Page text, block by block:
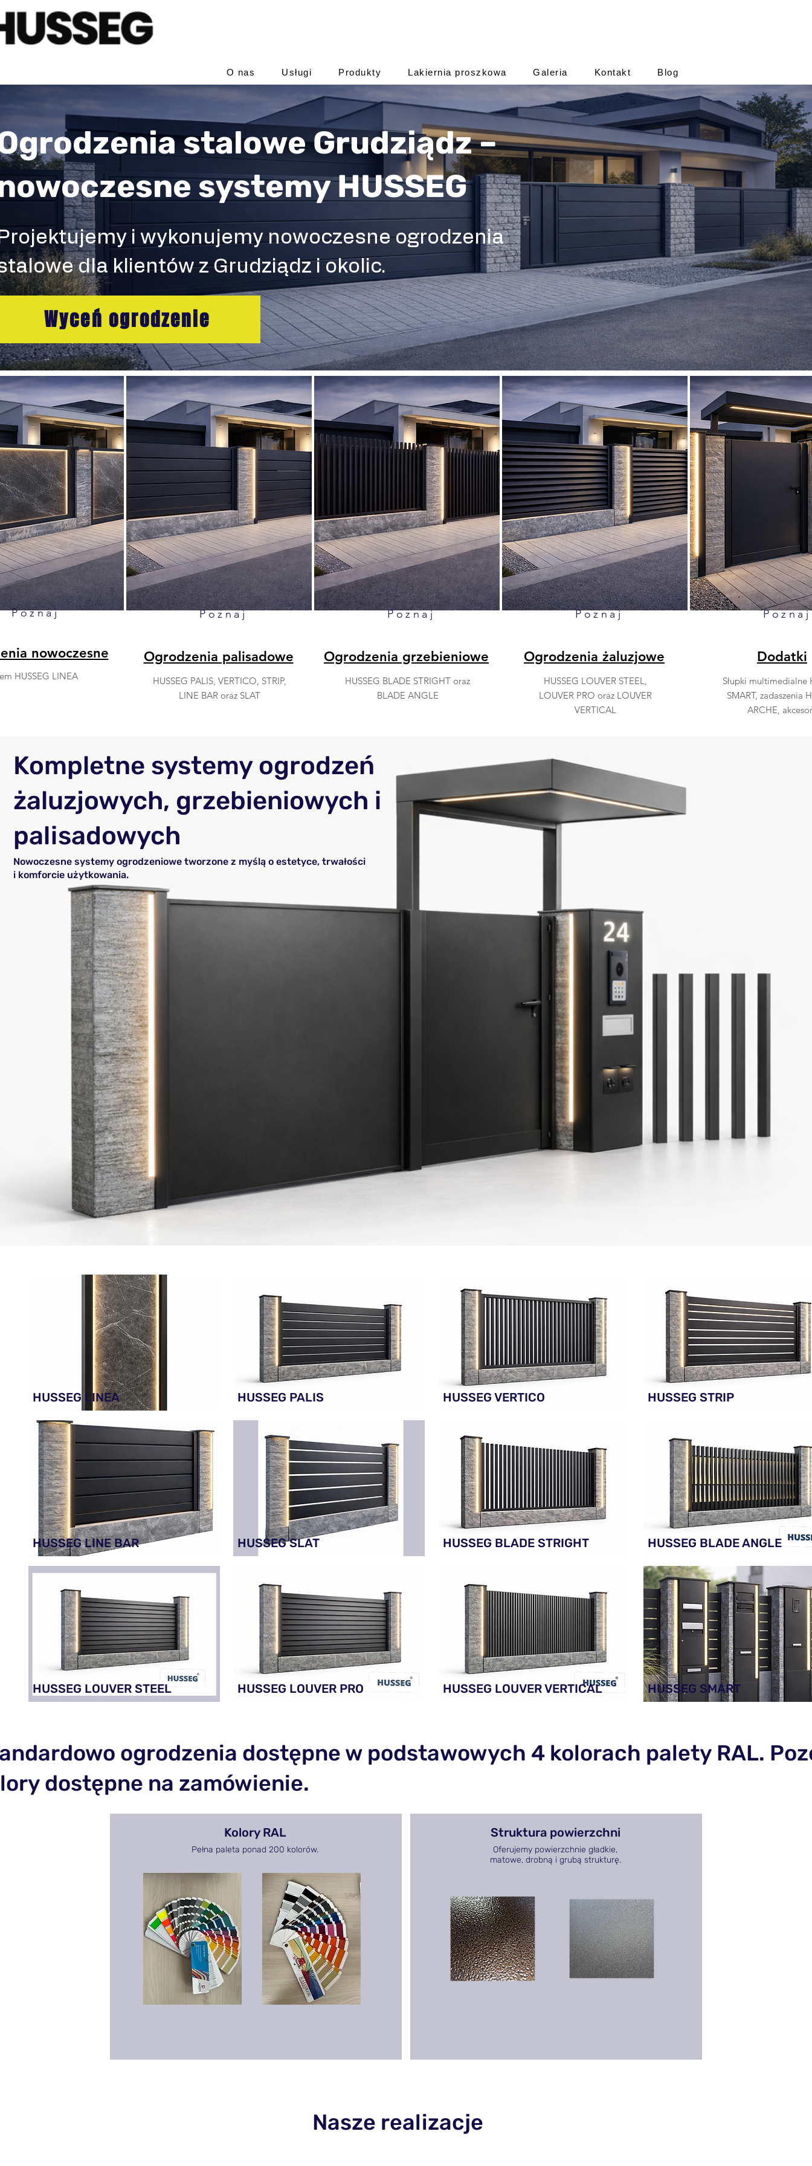
O nas Usługi Produkty Lakiernia proszkowa Galeria Kontakt Blog
stalowe Grudziądz –
systemy HUSSEG
i wykonujemy nowoczesne ogrodzenia
dla klientów z Grudziądz i okolic.
Wyceń ogrodzenie
Poznaj
nowoczesne
HUSSEG LINEA
Poznaj
Ogrodzenia palisadowe
HUSSEG PALIS, VERTICO, STRIP,
LINE BAR oraz SLAT
Poznaj
Ogrodzenia grzebieniowe
HUSSEG BLADE STRIGHT oraz
BLADE ANGLE
Poznaj
Ogrodzenia żaluzjowe
HUSSEG LOUVER STEEL,
LOUVER PRO oraz LOUVER
VERTICAL
Poznaj
Dodatki
Słupki multimedialne
SMART, zadaszenia
ARCHE,
Kompletne systemy ogrodzeń
żaluzjowych, grzebieniowych i
palisadowych
Nowoczesne systemy ogrodzeniowe tworzone z myślą o estetyce, trwałości
i komforcie użytkowania.
HUSSEG LINEA
HUSSEG LINE BAR
HUSSEG LOUVER STEEL
HUSSEG PALIS
HUSSEG SLAT
HUSSEG LOUVER PRO
HUSSEG VERTICO
HUSSEG BLADE STRIGHT
HUSSEG LOUVER VERTICAL
HUSSEG STRIP
HUSSEG BLADE ANGLE
HUSSEG SMART
ogrodzenia dostępne w podstawowych 4 kolorach palety RAL.
dostępne na zamówienie.
Kolory RAL
Pełna paleta ponad 200 kolorów.
Struktura powierzchni
Oferujemy powierzchnie gładkie,
matowe, drobną i grubą strukturę.
Nasze realizacje